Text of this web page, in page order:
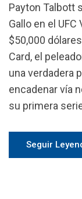
Payton Talbott
Gallo en el
$50,000
Card, el
una verdadera
encadenar vía
su primera
Seguir